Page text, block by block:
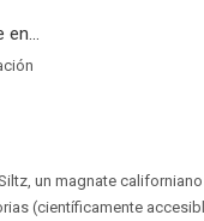
en...
un magnate
(científicamente